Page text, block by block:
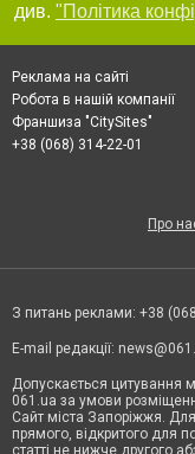
див. "Політика
Реклама на сайті
Робота в нашій компанії
Франшиза "CitySites"
+38 (068) 314-22-01
Про
З питань реклами: +38
E-mail редакції:
Допускається цитування
061.ua за умови
Сайт міста Запоріжжя.
прямого, відкритого для
статті не нижче другого